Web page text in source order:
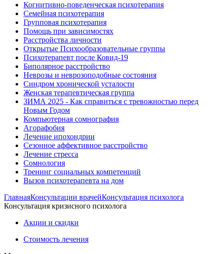
Когнитивно-поведенческая психотерапия
Семейная психотерапия
Групповая психотерапия
Помощь при зависимостях
Расстройства личности
Открытые Психообразовательные группы
Психотерапевт после Ковид-19
Биполярное расстройство
Неврозы и неврозоподобные состояния
Синдром хронической усталости
Женская терапевтическая группа
ЗИМА 2025 - Как справиться с тревожностью перед
Новым Годом
Компьютерная сомнография
Агорафобия
Лечение ипохондрии
Сезонное аффективное расстройство
Лечение стресса
Сомнология
Тренинг социальных компетенций
Вызов психотерапевта на дом
ГлавнаяКонсультации врачейКонсультация психолога
Консультация кризисного психолога
Акции и скидки
Стоимость лечения